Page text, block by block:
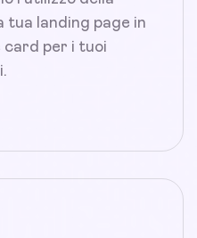
tua landing page in
card per i tuoi